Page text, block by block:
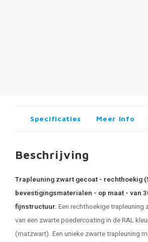
Specificaties Meer info
Beschrijving
Trapleuning zwart gecoat - rechthoekig
bevestigingsmaterialen - op maat - van
fijnstructuur. Een rechthoekigetrapleuning
van een zwarte poedercoating in de RAL
(matzwart). Een unieke zwarte trapleuning